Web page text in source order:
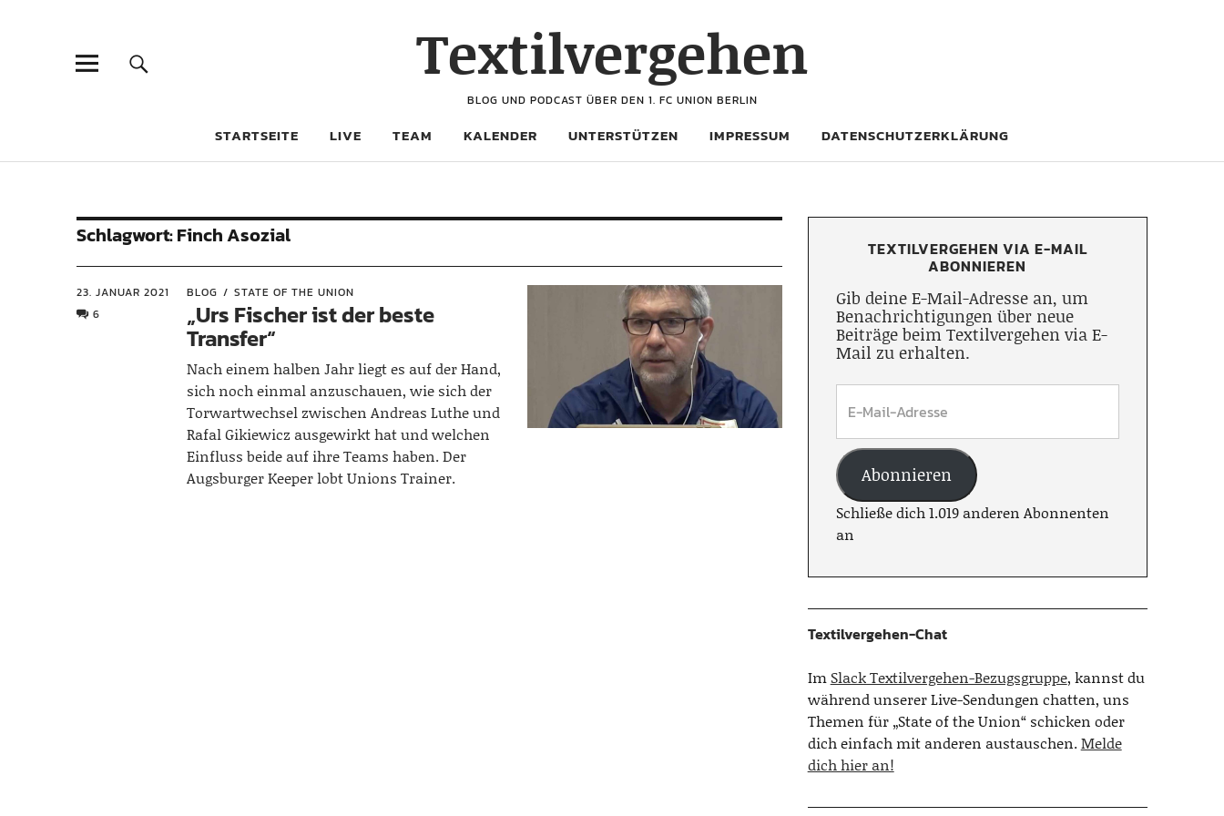
Textilvergehen
BLOG UND PODCAST ÜBER DEN 1. FC UNION BERLIN
STARTSEITE LIVE TEAM KALENDER UNTERSTÜTZEN IMPRESSUM DATENSCHUTZERKLÄRUNG
Schlagwort:Finch Asozial
23. JANUAR 2021
6
BLOG STATE OF THE UNION
„Urs Fischer ist der beste
Transfer“
Nach einem halben Jahr liegt es auf der Hand,
sich noch einmal anzuschauen, wie sich der
Torwartwechsel zwischen Andreas Luthe und
Rafal Gikiewicz ausgewirkt hat und welchen
Einfluss beide auf ihre Teams haben. Der
Augsburger Keeper lobt Unions Trainer.
TEXTILVERGEHEN VIA E-MAIL
ABONNIEREN
Gib deine E-Mail-Adresse an, um
Benachrichtigungen über neue
Beiträge beim Textilvergehen via E-
Mail zu erhalten.
Abonnieren
Schließe dich 1.019 anderen Abonnenten
an
Textilvergehen-Chat
Im Slack Textilvergehen-Bezugsgruppe, kannst du
während unserer Live-Sendungen chatten, uns
Themen für „State of the Union“ schicken oder
dich einfach mit anderen austauschen.Melde
dich hier an!